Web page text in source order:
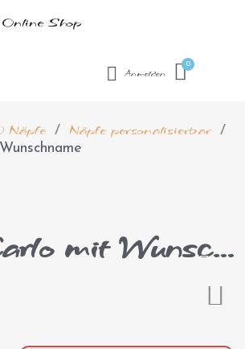
Anmelden
Näpfe Näpfe personalisierbar
Napf Carlo mit Wunschname